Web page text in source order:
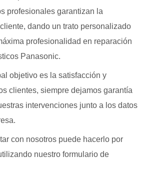
profesionales garantizan la
dando un trato personalizado
profesionalidad en reparación
Panasonic.
objetivo es la satisfacción y
clientes, siempre dejamos garantía
intervenciones junto a los datos
con nosotros puede hacerlo por
nuestro formulario de